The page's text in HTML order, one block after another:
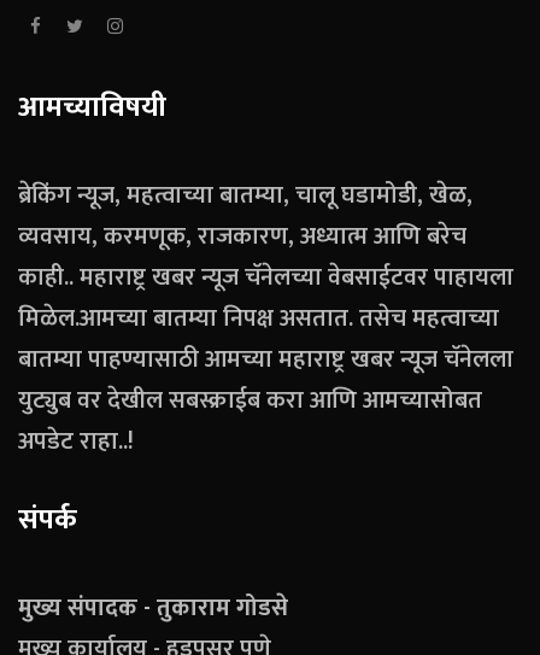
आमच्याविषयी
ब्रेकिंग न्यूज, महत्वाच्या बातम्या, चालू घडामोडी, खेळ,
व्यवसाय, करमणूक, राजकारण, अध्यात्म आणि बरेच
काही.. महाराष्ट्र खबर न्यूज चॅनेलच्या वेबसाईटवर पाहायला
मिळेल.आमच्या बातम्या निपक्ष असतात. तसेच महत्वाच्या
बातम्या पाहण्यासाठी आमच्या महाराष्ट्र खबर न्यूज चॅनेलला
युट्युब वर देखील सबस्क्राईब करा आणि आमच्यासोबत
अपडेट राहा..!
संपर्क
मुख्य संपादक - तुकाराम गोडसे